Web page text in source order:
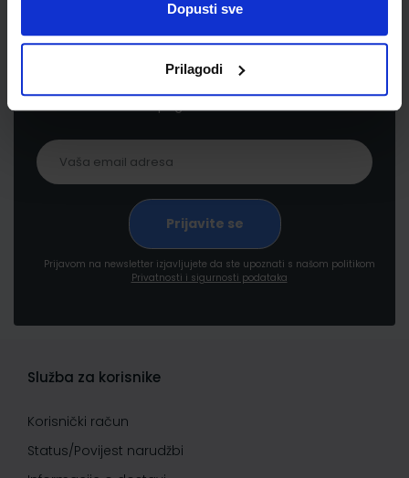
Dopusti sve
Prilagodi
Newsletter prijava
Prijavite se kako bi primali informacije o novim
pogodnostima
Prijavom na newsletter izjavljujete da ste upoznati s našom politikom
Privatnosti i sigurnosti podataka
Služba za korisnike
Korisnički račun
Status/Povijest narudžbi